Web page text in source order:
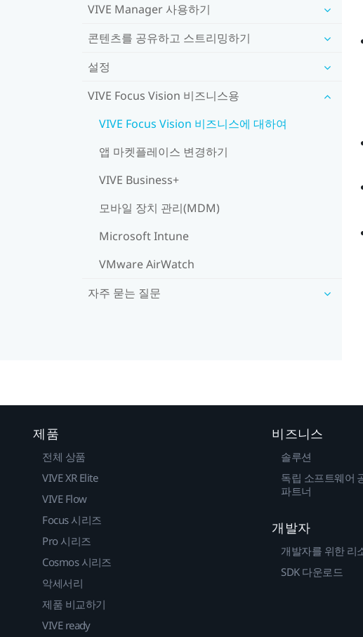
VIVE Manager 사용하기
콘텐츠를 공유하고 스트리밍하기
설정
VIVE Focus Vision 비즈니스용
VIVE Focus Vision 비즈니스에 대하여
앱 마켓플레이스 변경하기
VIVE Business+
모바일 장치 관리(MDM)
Microsoft Intune
VMware AirWatch
자주 묻는 질문
제품
전체 상품
VIVE XR Elite
VIVE Flow
Focus 시리즈
Pro 시리즈
Cosmos 시리즈
악세서리
제품 비교하기
VIVE ready
비즈니스
솔루션
독립 소프트웨어
파트너
개발자
개발자를 위한 리
SDK 다운로드